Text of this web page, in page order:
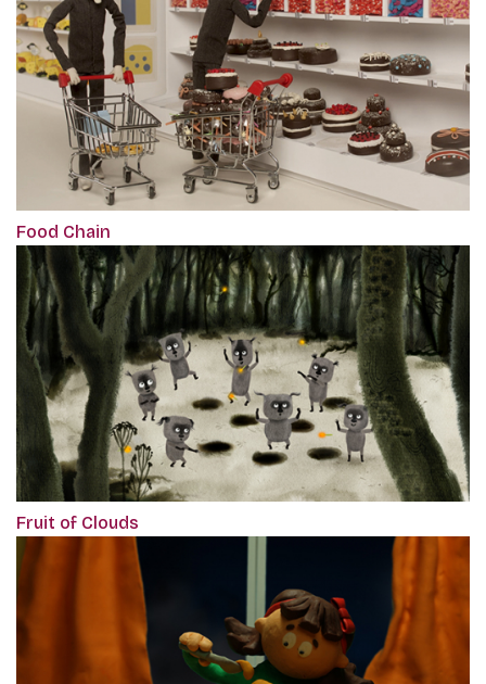
Food Chain
Fruit of Clouds